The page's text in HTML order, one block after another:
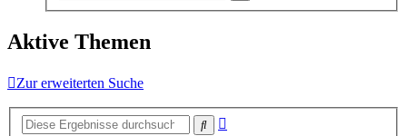
Aktive Themen
Zur erweiterten Suche
Suche